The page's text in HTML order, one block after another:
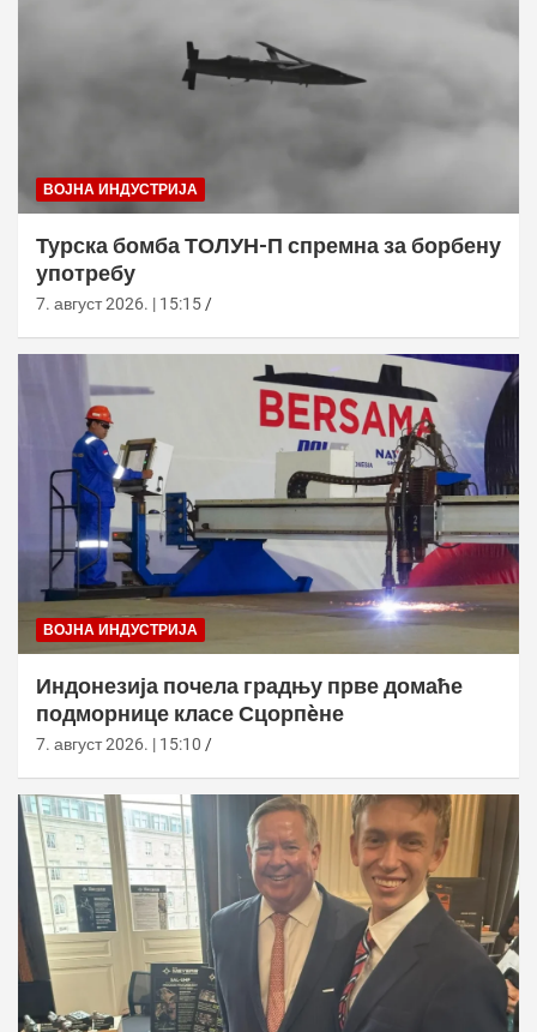
ВОЈНА ИНДУСТРИЈА
Турска бомба ТОЛУН-П спремна за борбену
употребу
7. август 2026. | 15:15
ВОЈНА ИНДУСТРИЈА
Индонезија почела градњу прве домаће
подморнице класе Сцорпèне
7. август 2026. | 15:10